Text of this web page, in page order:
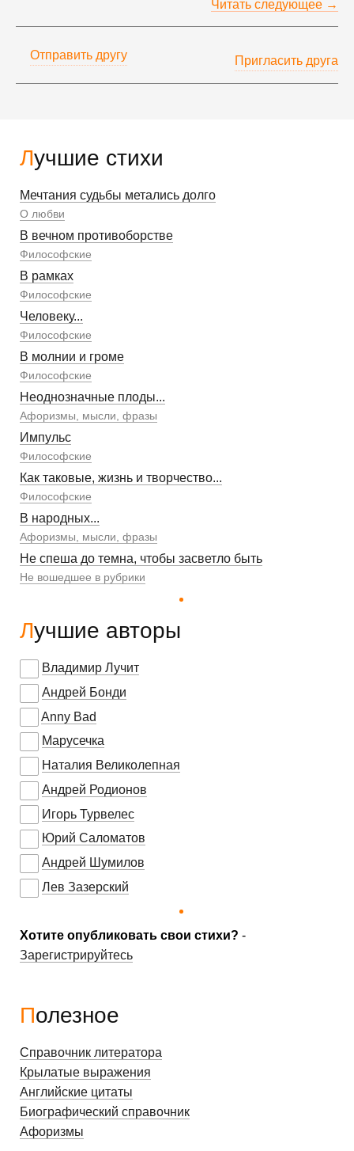
Лучшие стихи
Мечтания судьбы метались долго
О любви
В вечном противоборстве
Философские
В рамках
Философские
Человеку...
Философские
В молнии и громе
Философские
Неоднозначные плоды...
Афоризмы, мысли, фразы
Импульс
Философские
Как таковые, жизнь и творчество...
Философские
В народных...
Афоризмы, мысли, фразы
Не спеша до темна, чтобы засветло быть
Не вошедшее в рубрики
Лучшие авторы
Владимир Лучит
Андрей Бонди
Anny Bad
Марусечка
Наталия Великолепная
Андрей Родионов
Игорь Турвелес
Юрий Саломатов
Андрей Шумилов
Лев Зазерский
Хотите опубликовать свои стихи? -
Зарегистрируйтесь
Читать следующее →
Отправить другу Пригласить друга
Полезное
Справочник литератора
Крылатые выражения
Английские цитаты
Биографический справочник
Афоризмы